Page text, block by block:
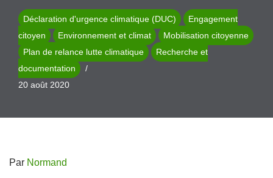
Déclaration d'urgence climatique (DUC)
Engagement
citoyen
Environnement et climat
Mobilisation citoyenne
Plan de relance lutte climatique
Recherche et
documentation
20 août 2020
Par Normand